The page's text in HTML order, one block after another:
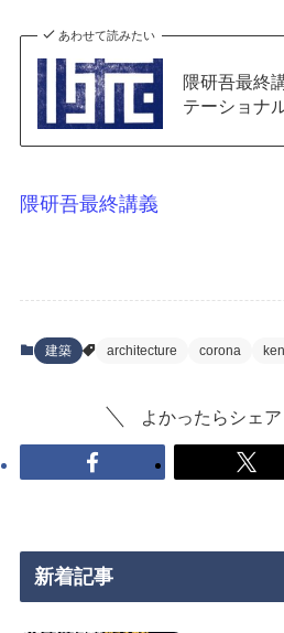
あわせて読みたい
隈研吾最終
テーショナ
隈研吾最終講義
建築 architecture corona
よかったらシェア
新着記事